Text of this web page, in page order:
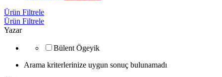
Ürün Filtrele
Ürün Filtrele
Yazar
Bülent Ögeyik
Arama kriterlerinize uygun sonuç bulunamadı